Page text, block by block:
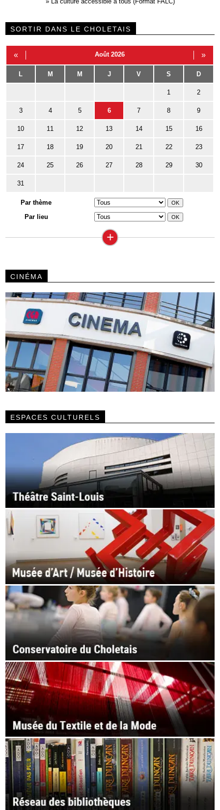
SORTIR DANS LE CHOLETAIS
« Août 2026 »
L M M J V S D
1 2
3 4 5 6 7 8 9
10 11 12 13 14 15 16
17 18 19 20 21 22 23
24 25 26 27 28 29 30
31
Par thème
Par lieu
+
CINÉMA
ESPACES CULTURELS